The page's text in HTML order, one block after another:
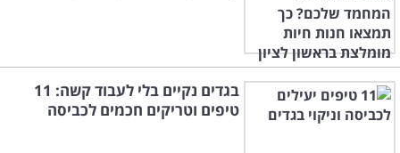
בגדים נקיים בלי לעבוד קשה: 11
טיפים וטריקים חכמים לכביסה